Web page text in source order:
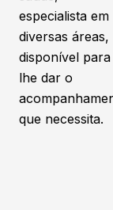
especialista em
diversas áreas,
disponível para
lhe dar o
que necessita.